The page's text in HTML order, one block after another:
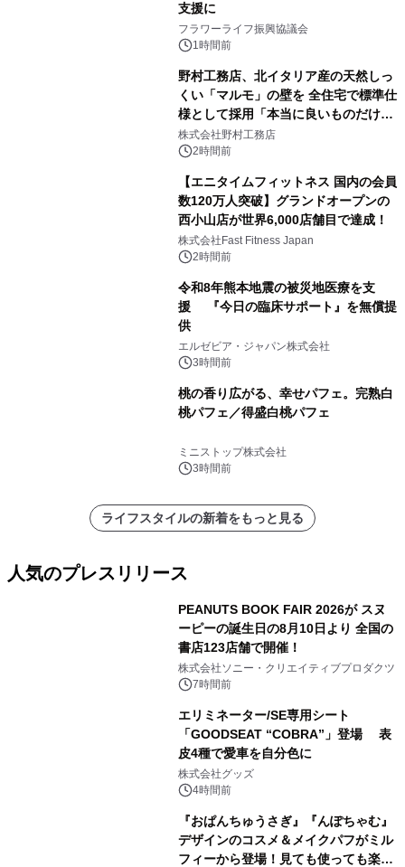
支援に
フラワーライフ振興協議会
1時間前
野村工務店、北イタリア産の天然しっ
くい「マルモ」の壁を 全住宅で標準仕
様として採用「本当に良いものだけに
こだわる」
株式会社野村工務店
2時間前
【エニタイムフィットネス 国内の会員
数120万人突破】グランドオープンの
西小山店が世界6,000店舗目で達成！
株式会社Fast Fitness Japan
2時間前
令和8年熊本地震の被災地医療を支
援 『今日の臨床サポート』を無償提
供
エルゼビア・ジャパン株式会社
3時間前
桃の香り広がる、幸せパフェ。完熟白
桃パフェ／得盛白桃パフェ
ミニストップ株式会社
3時間前
ライフスタイルの新着をもっと見る
人気のプレスリリース
PEANUTS BOOK FAIR 2026が スヌ
ーピーの誕生日の8月10日より 全国の
書店123店舗で開催！
株式会社ソニー・クリエイティブプロダクツ
7時間前
エリミネーター/SE専用シート
「GOODSEAT “COBRA”」登場 表
皮4種で愛車を自分色に
株式会社グッズ
4時間前
『おぱんちゅうさぎ』『んぽちゃむ』
デザインのコスメ＆メイクパフがミル
フィーから登場！見ても使っても楽し